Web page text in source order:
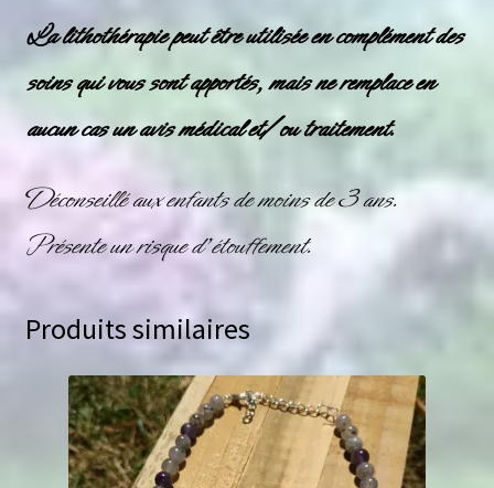
La lithothérapie peut être utilisée en complément des
soins qui vous sont apportés, mais ne remplace en
aucun cas un avis médical et/ou traitement.
Déconseillé aux enfants de moins de 3 ans.
Présente un risque d’étouffement.
Produits similaires